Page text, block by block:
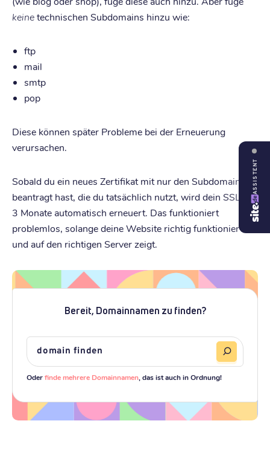
keinetechnischen Subdomains hinzu wie:
ftp
mail
smtp
pop
Diese können später Probleme bei der Erneuerung
verursachen.
Sobald du ein neues Zertifikat mit nur den Subdomains
beantragt hast, die du tatsächlich nutzt, wird dein SSL alle
3 Monate automatisch erneuert. Das funktioniert
problemlos, solange deine Website richtig funktioniert
und auf den richtigen Server zeigt.
Bereit, Domainnamen zu finden?
Oderfinde mehrere Domainnamen , das ist auch in Ordnung!
ASSISTENT